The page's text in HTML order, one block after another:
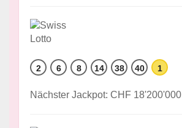
2 6 8 14 38 40 1
Nächster Jackpot: CHF 18'200'000